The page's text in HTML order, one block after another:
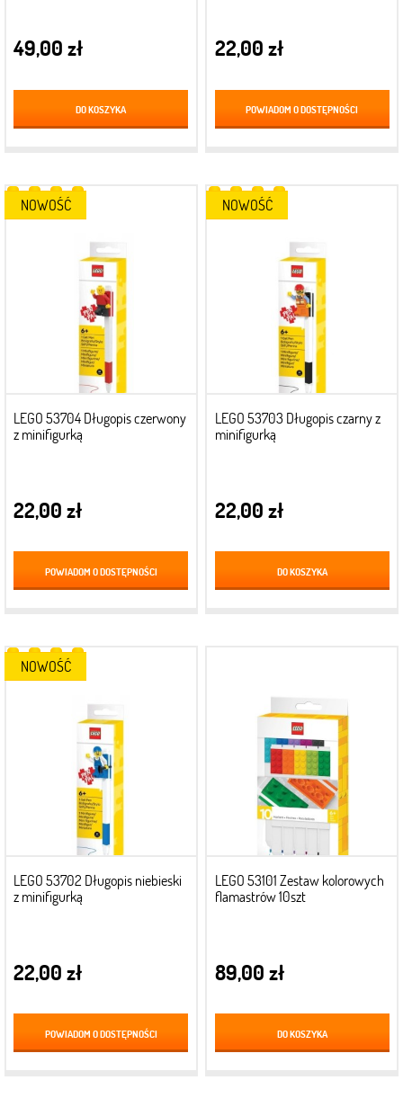
49,00 zł
DO KOSZYKA
22,00 zł
POWIADOM O DOSTĘPNOŚCI
LEGO 53704 Długopis czerwony
z minifigurką
22,00 zł
POWIADOM O DOSTĘPNOŚCI
NOWOŚĆ
LEGO 53703 Długopis czarny z
minifigurką
22,00 zł
DO KOSZYKA
NOWOŚĆ
LEGO 53702 Długopis niebieski
z minifigurką
22,00 zł
POWIADOM O DOSTĘPNOŚCI
NOWOŚĆ
LEGO 53101 Zestaw kolorowych
flamastrów 10szt
89,00 zł
DO KOSZYKA